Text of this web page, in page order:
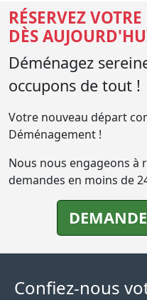
RÉSERVEZ
DÈS
Déménagez
occupons de tout !
Votre nouveau départ
Déménagement !
Nous nous engageons à
demandes en moins de
Confiez-nous